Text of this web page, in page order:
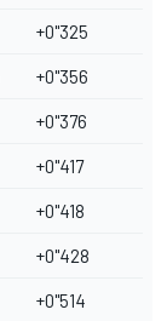
+0"325
+0"356
+0"376
+0"417
+0"418
+0"428
+0"514